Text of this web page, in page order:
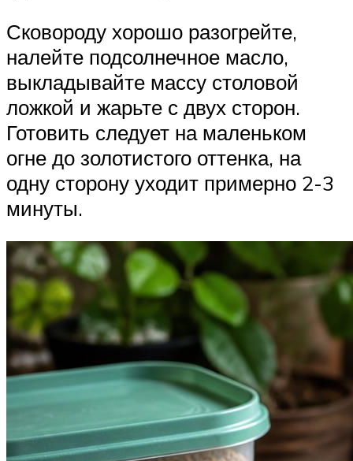
Сковороду хорошо разогрейте,
налейте подсолнечное масло,
выкладывайте массу столовой
ложкой и жарьте с двух сторон.
Готовить следует на маленьком
огне до золотистого оттенка, на
одну сторону уходит примерно 2-3
минуты.